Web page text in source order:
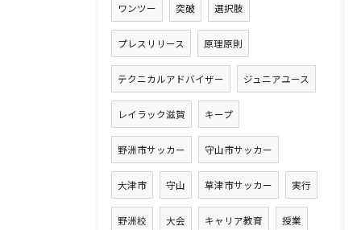
ワンツー 突破 選択肢
プレスリリース 原理原則
テクニカルアドバイザー ジュニアユース
レイラック滋賀 キープ
野洲市サッカー 守山市サッカー
大津市 守山 草津市サッカー 実行
野洲校 大会 キャリア教育 授業